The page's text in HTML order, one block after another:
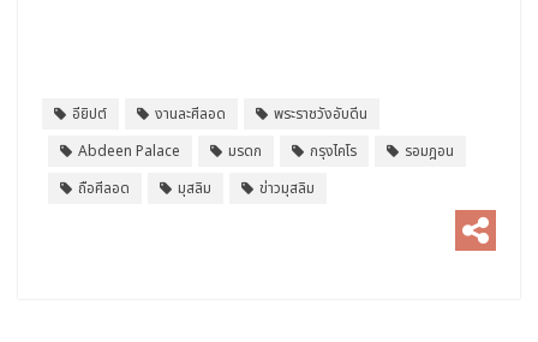
อียิปต์ งานละศีลอด
พระราชวังอับดีน
Abdeen Palace
มรดก กรุงไคโร
รอมฎอน
ถือศีลอด
มุสลิม ข่าวมุสลิม